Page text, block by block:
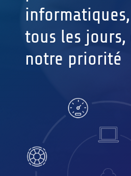
tous les jours,
notre priorité